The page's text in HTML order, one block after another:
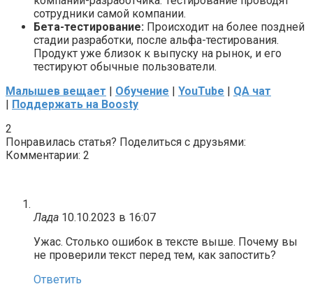
сотрудники самой компании.
Бета-тестирование: Происходит на более поздней
стадии разработки, после альфа-тестирования.
Продукт уже близок к выпуску на рынок, и его
тестируют обычные пользователи.
Малышев вещает | Обучение | YouTube | QA чат
| Поддержать на Boosty
2
Понравилась статья? Поделиться с друзьями:
Комментарии: 2
Лада 10.10.2023 в 16:07
Ужас. Столько ошибок в тексте выше. Почему вы
не проверили текст перед тем, как запостить?
Ответить